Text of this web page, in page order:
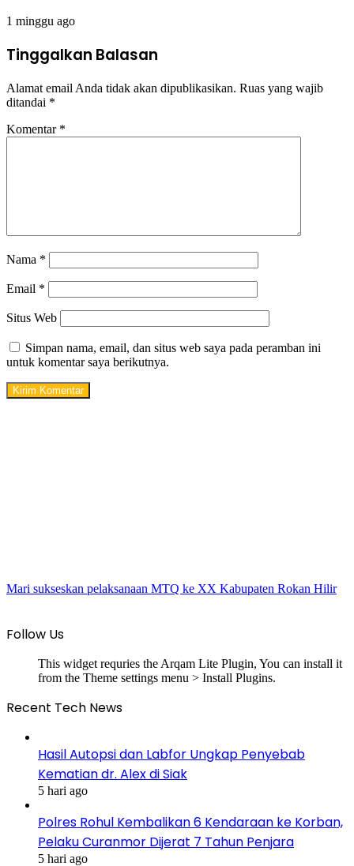
1 minggu ago
Tinggalkan Balasan
Alamat email Anda tidak akan dipublikasikan. Ruas yang wajib
ditandai *
Komentar *
Nama *
Email *
Situs Web
Simpan nama, email, dan situs web saya pada peramban ini
untuk komentar saya berikutnya.
Mari sukseskan pelaksanaan MTQ ke XX Kabupaten Rokan Hilir
Follow Us
This widget requries the Arqam Lite Plugin, You can install it
from the Theme settings menu > Install Plugins.
Recent Tech News
Hasil Autopsi dan Labfor Ungkap Penyebab
Kematian dr. Alex di Siak
5 hari ago
Polres Rohul Kembalikan 6 Kendaraan ke Korban,
Pelaku Curanmor Dijerat 7 Tahun Penjara
5 hari ago